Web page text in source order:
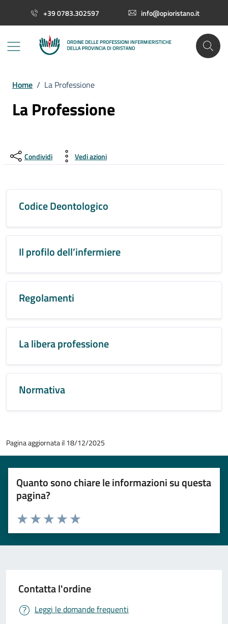
+39 0783.302597 info@opioristano.it
Home / La Professione
La Professione
Condividi Vedi azioni
Codice Deontologico
Il profilo dell’infermiere
Regolamenti
La libera professione
Normativa
Pagina aggiornata il 18/12/2025
Quanto sono chiare le informazioni su questa
pagina?
Valuta 5 stelle su 5
Valuta 4 stelle su 5
Valuta 3 stelle su 5
Valuta 2 stelle su 5
Valuta 1 stelle su 5
Contatta l'ordine
Leggi le domande frequenti